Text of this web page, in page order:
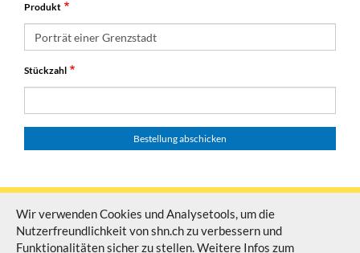
Produkt
Stückzahl
© Schaffhauser Fernsehen Alle Rechte vorbehalten
Wir verwenden Cookies und Analysetools, um die
Nutzerfreundlichkeit von shn.ch zu verbessern und
Funktionalitäten sicher zu stellen. Weitere Infos zum